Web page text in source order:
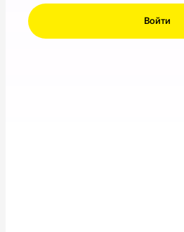
Войти